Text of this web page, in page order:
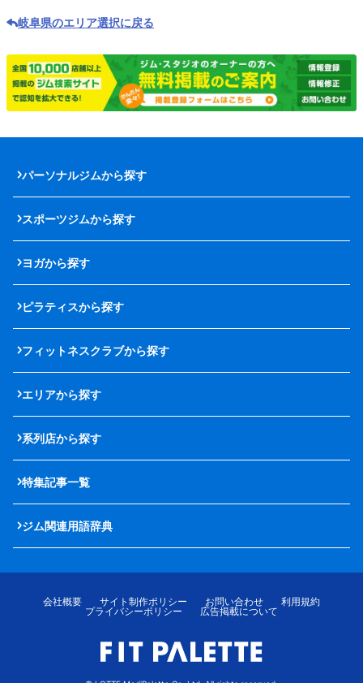
岐阜県のエリア選択に戻る
パーソナルジムから探す
スポーツジムから探す
ヨガから探す
ピラティスから探す
フィットネスクラブから探す
エリアから探す
系列店から探す
特集記事一覧
ジム関連用語辞典
会社概要 サイト制作ポリシー お問い合わせ
利用規約
プライバシーポリシー
広告掲載について